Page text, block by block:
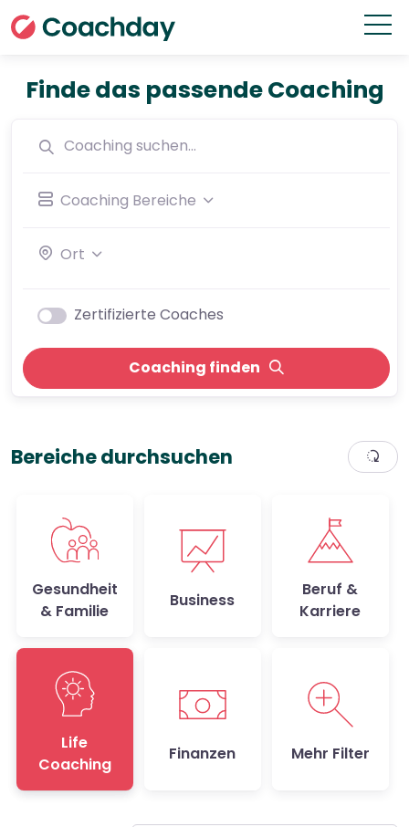
Finde das passende Coaching
Coaching Bereiche
Ort
Zertifizierte Coaches
Coaching finden
Bereiche durchsuchen
Gesundheit
& Familie
Business
Beruf &
Karriere
Life
Coaching
Finanzen Mehr Filter